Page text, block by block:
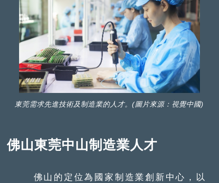
東莞需求先進技術及制造業的人才。(圖片來源：視覺中國)
佛山東莞中山制造業人才
佛山的定位為國家制造業創新中心，以